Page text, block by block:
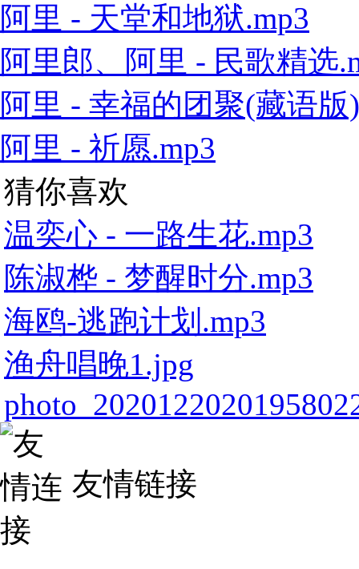
阿里 - 天堂和地狱.mp3
阿里郎、阿里 - 民歌精选
阿里 - 幸福的团聚(藏语版
阿里 - 祈愿.mp3
猜你喜欢
温奕心 - 一路生花.mp3
陈淑桦 - 梦醒时分.mp3
海鸥-逃跑计划.mp3
渔舟唱晚1.jpg
友情链接